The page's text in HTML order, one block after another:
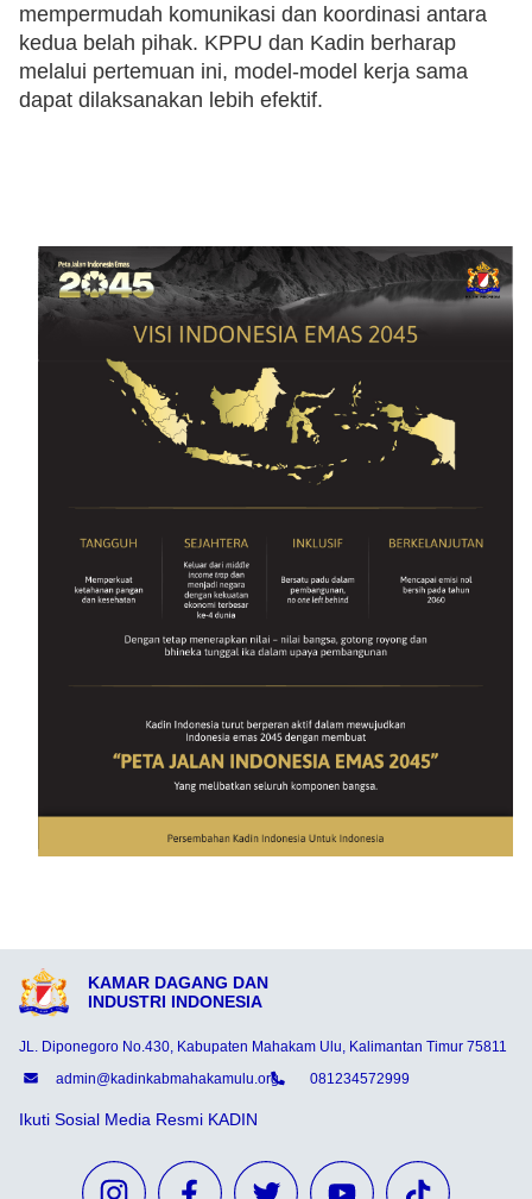
mempermudah komunikasi dan koordinasi antara
kedua belah pihak. KPPU dan Kadin berharap
melalui pertemuan ini, model-model kerja sama
dapat dilaksanakan lebih efektif.
KAMAR DAGANG DAN
INDUSTRI INDONESIA
JL. Diponegoro No.430, Kabupaten Mahakam Ulu, Kalimantan Timur 75811
admin@kadinkabmahakamulu.org
081234572999
Ikuti Sosial Media Resmi KADIN